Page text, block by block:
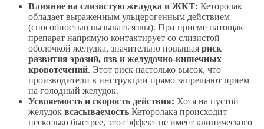
Влияние на слизистую желудка и ЖКТ: Кеторолак
обладает выраженным ульцерогенным действием
(способностью вызывать язвы). При приеме натощак
препарат напрямую контактирует со слизистой
оболочкой желудка, значительно повышая риск
развития эрозий, язв и желудочно-кишечных
кровотечений. Этот риск настолько высок, что
производители в инструкции прямо запрещают прием
на голодный желудок.
Усвояемость и скорость действия: Хотя на пустой
желудок всасываемость Кеторолака происходит
несколько быстрее, этот эффект не имеет клинического